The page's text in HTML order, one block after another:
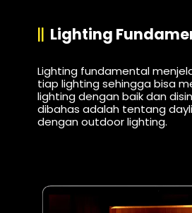
Lighting
Lighting fundamental
tiap lighting sehingga bisa
lighting dengan baik dan
dibahas adalah tentang
dengan outdoor lighting.